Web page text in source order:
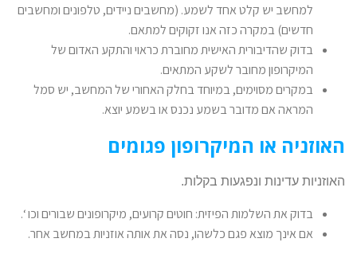
למחשב יש קלט אחד לשמע. (מחשבים ניידים, טלפונים ומחשבים
חדשים) במקרה כזה אנו זקוקים למתאם.
בדוק שהדיבורית האישית מחוברת כראוי והתקע האדום של
המיקרופון מחובר לשקע המתאים.
במקרים מסוימים, במיוחד בחלק האחורי של המחשב, יש סמל
המראה אם ​​מדובר בשמע נכנס או בשמע יוצא.
האוזניה או המיקרופון פגומים
האוזניות עדינות ונפגעות בקלות.
בדוק את השלמות הפיזית: חוטים קרועים, מיקרופונים שבורים וכו ‘.
אם אינך מוצא פגם כלשהו, ​​נסה את אותה אוזניות במחשב אחר.